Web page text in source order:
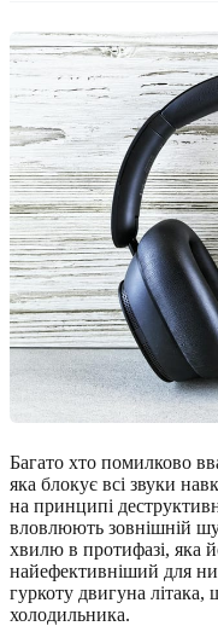
Багато хто помилково
яка блокує всі звуки
на принципі
вловлюють зовнішній
хвилю в протифазі, яка
найефективніший для
гуркоту двигуна
холодильника.